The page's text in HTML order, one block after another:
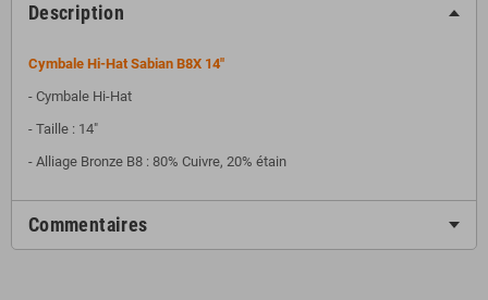
Description
Cymbale Hi-Hat Sabian B8X 14"
- Cymbale Hi-Hat
- Taille : 14"
- Alliage Bronze B8 : 80% Cuivre, 20% étain
Commentaires